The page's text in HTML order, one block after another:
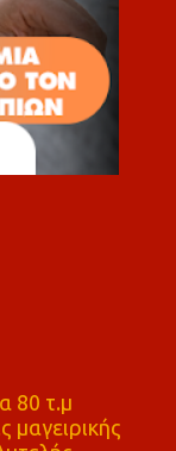
80 τ.μ
μαγειρικής